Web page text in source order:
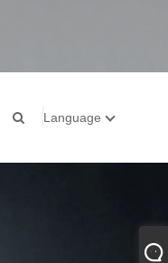
Language